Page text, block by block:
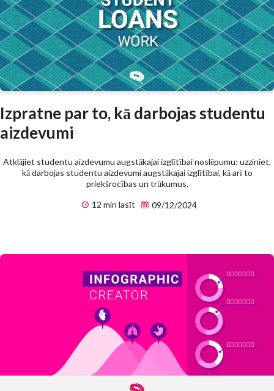
Izpratne par to, kā darbojas studentu
aizdevumi
Atklājiet studentu aizdevumu augstākajai izglītībai noslēpumu: uzziniet,
kā darbojas studentu aizdevumi augstākajai izglītībai, kā arī to
priekšrocības un trūkumus.
12 min lasīt
09/12/2024